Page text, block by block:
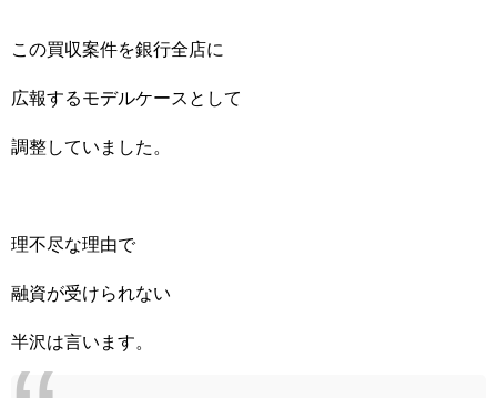
この買収案件を銀行全店に
広報するモデルケースとして
調整していました。
理不尽な理由で
融資が受けられない
半沢は言います。